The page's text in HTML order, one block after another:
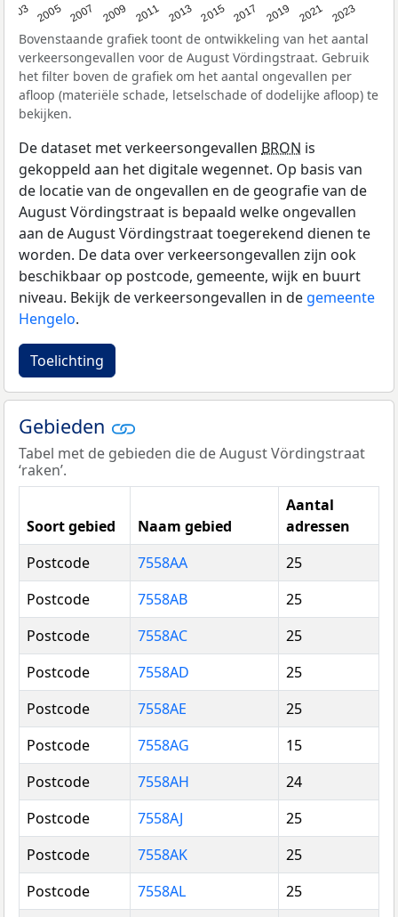
2003 2005 2007 2009 2011 2013 2015 2017 2019 2021 2023
Bovenstaande grafiek toont de ontwikkeling van het aantal
verkeersongevallen voor de August Vördingstraat. Gebruik
het filter boven de grafiek om het aantal ongevallen per
afloop (materiële schade, letselschade of dodelijke afloop) te
bekijken.
De dataset met verkeersongevallen BRON is
gekoppeld aan het digitale wegennet. Op basis van
de locatie van de ongevallen en de geografie van de
August Vördingstraat is bepaald welke ongevallen
aan de August Vördingstraat toegerekend dienen te
worden. De data over verkeersongevallen zijn ook
beschikbaar op postcode, gemeente, wijk en buurt
niveau. Bekijk de verkeersongevallen in de gemeente
Hengelo.
Toelichting
Gebieden
Tabel met de gebieden die de August Vördingstraat
‘raken’.
Soort gebied Naam gebied
Aantal
adressen
Postcode
7558AA
25
Postcode
7558AB
25
Postcode
7558AC
25
Postcode
7558AD
25
Postcode
7558AE
25
Postcode
7558AG
15
Postcode
7558AH
24
Postcode
7558AJ
25
Postcode
7558AK
25
Postcode
7558AL
25